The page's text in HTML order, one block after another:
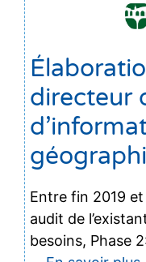
directeur
Entre fin 2019
audit de
besoins, Phase